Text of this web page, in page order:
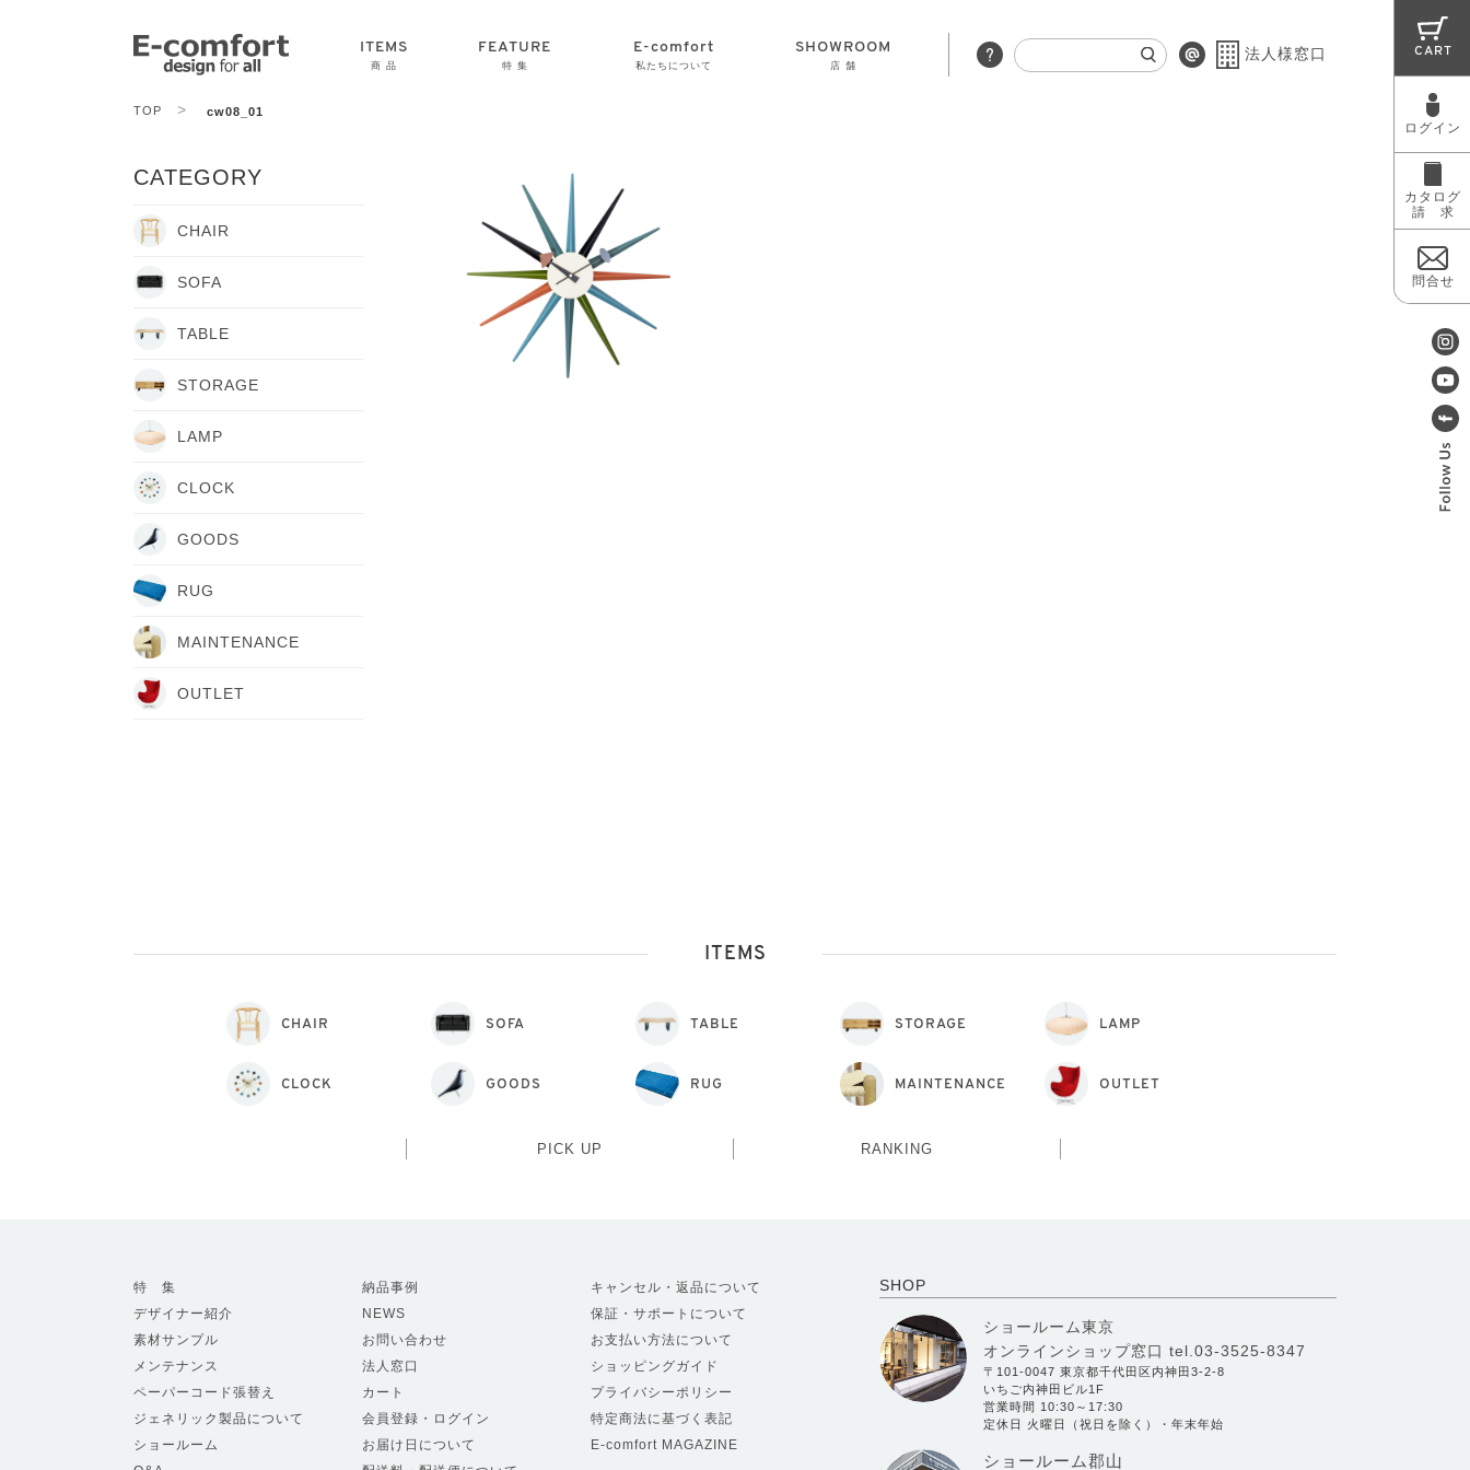
ITEMS
商 品
FEATURE
特 集
E-comfort
私たちについて
SHOWROOM
店 舗
法人様窓口 CART
ログイン
カタログ
請 求
問合せ
TOP > cw08_01
CATEGORY
CHAIR
SOFA
TABLE
STORAGE
LAMP
CLOCK
GOODS
RUG
MAINTENANCE
OUTLET
ITEMS
CHAIR SOFA TABLE STORAGE LAMP
CLOCK GOODS RUG MAINTENANCE OUTLET
PICK UP RANKING
SHOP
ショールーム東京
オンラインショップ窓口 tel.03-3525-8347
〒101-0047 東京都千代田区内神田3-2-8
いちご内神田ビル1F
営業時間 10:30～17:30
定休日 火曜日（祝日を除く）・年末年始
ショールーム郡山
特 集
デザイナー紹介
素材サンプル
メンテナンス
ペーパーコード張替え
ジェネリック製品について
ショールーム
納品事例
NEWS
お問い合わせ
法人窓口
カート
会員登録・ログイン
お届け日について
キャンセル・返品について
保証・サポートについて
お支払い方法について
ショッピングガイド
プライバシーポリシー
特定商法に基づく表記
E-comfort MAGAZINE